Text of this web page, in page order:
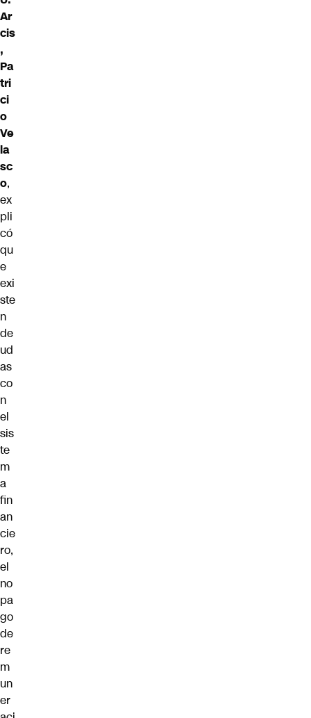
Ar
cis
,
Pa
tri
ci
o
Ve
la
sc
o,
ex
pli
có
qu
e
exi
ste
n
de
ud
as
co
n
el
sis
te
m
a
fin
an
cie
ro,
el
no
pa
go
de
re
m
un
er